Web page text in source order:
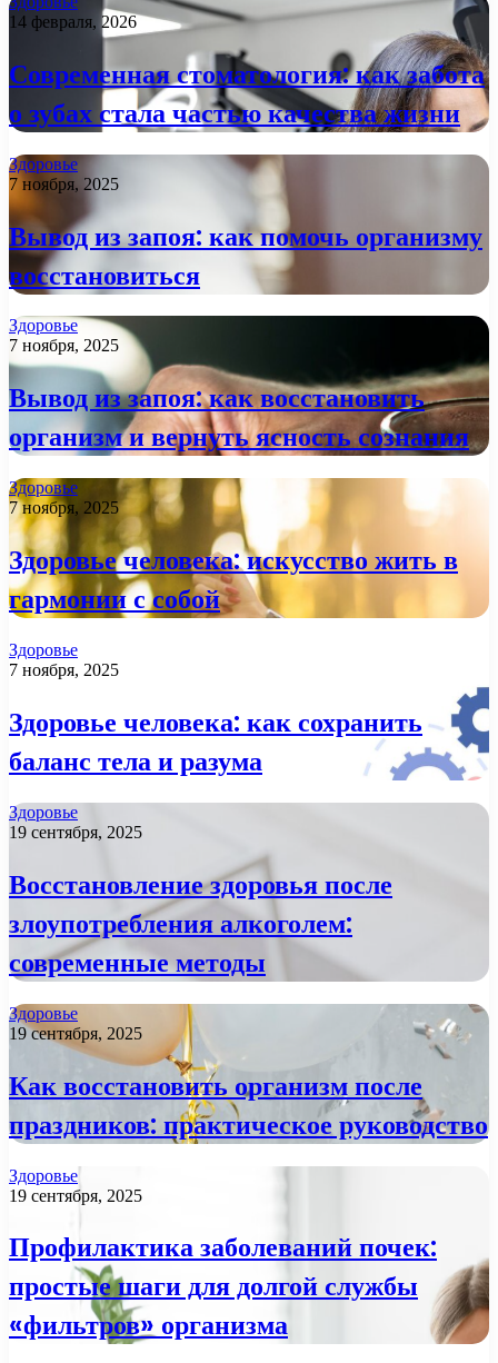
14 февраля, 2026
Современная стоматология: как забота
о зубах стала частью качества жизни
Здоровье
7 ноября, 2025
Вывод из запоя: как помочь организму
восстановиться
Здоровье
7 ноября, 2025
Вывод из запоя: как восстановить
организм и вернуть ясность сознания
Здоровье
7 ноября, 2025
Здоровье человека: искусство жить в
гармонии с собой
Здоровье
7 ноября, 2025
Здоровье человека: как сохранить
баланс тела и разума
Здоровье
19 сентября, 2025
Восстановление здоровья после
злоупотребления алкоголем:
современные методы
Здоровье
19 сентября, 2025
Как восстановить организм после
праздников: практическое руководство
Здоровье
19 сентября, 2025
Профилактика заболеваний почек:
простые шаги для долгой службы
«фильтров» организма